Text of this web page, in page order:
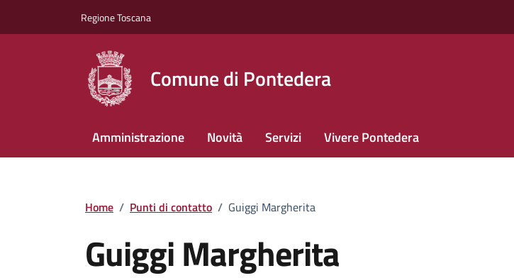
Regione Toscana
Comune di Pontedera
Amministrazione Novità Servizi Vivere Pontedera
Home / Punti di contatto / Guiggi Margherita
Guiggi Margherita